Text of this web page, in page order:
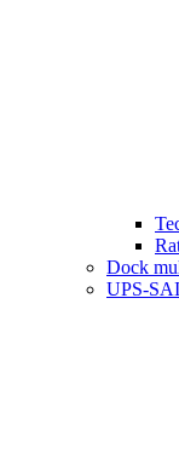
Dock
UPS-SAI